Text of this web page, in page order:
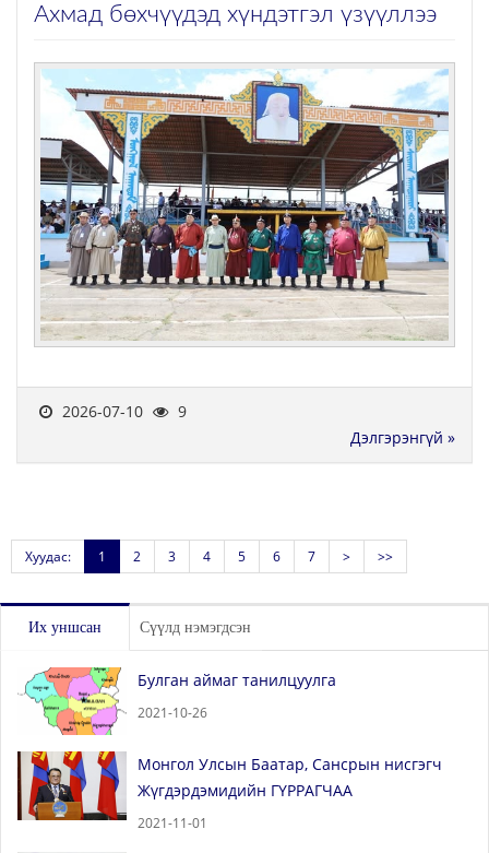
Ахмад бөхчүүдэд хүндэтгэл үзүүллээ
2026-07-10
9
Дэлгэрэнгүй »
Хуудас: 1 2 3 4 5 6 7 > >>
Их уншсан Сүүлд нэмэгдсэн
Булган аймаг танилцуулга
2021-10-26
Монгол Улсын Баатар, Сансрын нисгэгч
Жүгдэрдэмидийн ГҮРРАГЧАА
2021-11-01